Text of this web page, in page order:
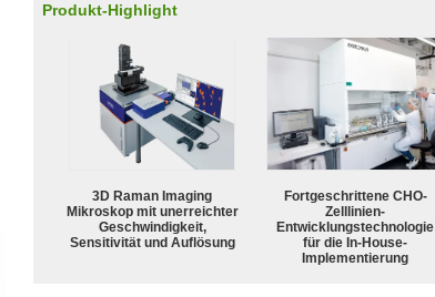
Produkt-Highlight
3D Raman Imaging
Mikroskop mit unerreichter
Geschwindigkeit,
Sensitivität und Auflösung
Fortgeschrittene CHO-
Zelllinien-
Entwicklungstechnologie
für die In-House-
Implementierung